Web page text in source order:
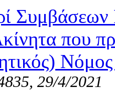
Συμβάσεων
που
29/4/2021